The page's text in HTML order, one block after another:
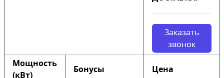
Заказать
звонок
Мощность
(кВт)
Бонусы Цена